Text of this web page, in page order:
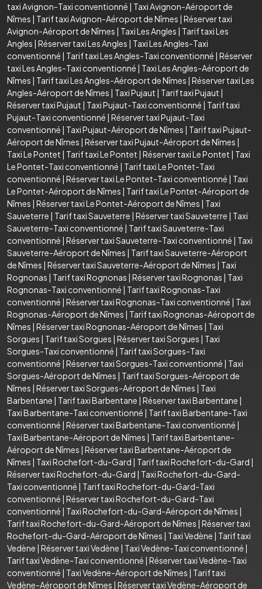
taxi Avignon-Taxi conventionné | Taxi Avignon-Aéroport de
Nîmes | Tarif taxi Avignon-Aéroport de Nîmes | Réserver taxi
Avignon-Aéroport de Nîmes | Taxi Les Angles | Tarif taxi Les
Angles | Réserver taxi Les Angles | Taxi Les Angles-Taxi
conventionné | Tarif taxi Les Angles-Taxi conventionné | Réserver
taxi Les Angles-Taxi conventionné | Taxi Les Angles-Aéroport de
Nîmes | Tarif taxi Les Angles-Aéroport de Nîmes | Réserver taxi Les
Angles-Aéroport de Nîmes | Taxi Pujaut | Tarif taxi Pujaut |
Réserver taxi Pujaut | Taxi Pujaut-Taxi conventionné | Tarif taxi
Pujaut-Taxi conventionné | Réserver taxi Pujaut-Taxi
conventionné | Taxi Pujaut-Aéroport de Nîmes | Tarif taxi Pujaut-
Aéroport de Nîmes | Réserver taxi Pujaut-Aéroport de Nîmes |
Taxi Le Pontet | Tarif taxi Le Pontet | Réserver taxi Le Pontet | Taxi
Le Pontet-Taxi conventionné | Tarif taxi Le Pontet-Taxi
conventionné | Réserver taxi Le Pontet-Taxi conventionné | Taxi
Le Pontet-Aéroport de Nîmes | Tarif taxi Le Pontet-Aéroport de
Nîmes | Réserver taxi Le Pontet-Aéroport de Nîmes | Taxi
Sauveterre | Tarif taxi Sauveterre | Réserver taxi Sauveterre | Taxi
Sauveterre-Taxi conventionné | Tarif taxi Sauveterre-Taxi
conventionné | Réserver taxi Sauveterre-Taxi conventionné | Taxi
Sauveterre-Aéroport de Nîmes | Tarif taxi Sauveterre-Aéroport
de Nîmes | Réserver taxi Sauveterre-Aéroport de Nîmes | Taxi
Rognonas | Tarif taxi Rognonas | Réserver taxi Rognonas | Taxi
Rognonas-Taxi conventionné | Tarif taxi Rognonas-Taxi
conventionné | Réserver taxi Rognonas-Taxi conventionné | Taxi
Rognonas-Aéroport de Nîmes | Tarif taxi Rognonas-Aéroport de
Nîmes | Réserver taxi Rognonas-Aéroport de Nîmes | Taxi
Sorgues | Tarif taxi Sorgues | Réserver taxi Sorgues | Taxi
Sorgues-Taxi conventionné | Tarif taxi Sorgues-Taxi
conventionné | Réserver taxi Sorgues-Taxi conventionné | Taxi
Sorgues-Aéroport de Nîmes | Tarif taxi Sorgues-Aéroport de
Nîmes | Réserver taxi Sorgues-Aéroport de Nîmes | Taxi
Barbentane | Tarif taxi Barbentane | Réserver taxi Barbentane |
Taxi Barbentane-Taxi conventionné | Tarif taxi Barbentane-Taxi
conventionné | Réserver taxi Barbentane-Taxi conventionné |
Taxi Barbentane-Aéroport de Nîmes | Tarif taxi Barbentane-
Aéroport de Nîmes | Réserver taxi Barbentane-Aéroport de
Nîmes | Taxi Rochefort-du-Gard | Tarif taxi Rochefort-du-Gard |
Réserver taxi Rochefort-du-Gard | Taxi Rochefort-du-Gard-
Taxi conventionné | Tarif taxi Rochefort-du-Gard-Taxi
conventionné | Réserver taxi Rochefort-du-Gard-Taxi
conventionné | Taxi Rochefort-du-Gard-Aéroport de Nîmes |
Tarif taxi Rochefort-du-Gard-Aéroport de Nîmes | Réserver taxi
Rochefort-du-Gard-Aéroport de Nîmes | Taxi Vedène | Tarif taxi
Vedène | Réserver taxi Vedène | Taxi Vedène-Taxi conventionné |
Tarif taxi Vedène-Taxi conventionné | Réserver taxi Vedène-Taxi
conventionné | Taxi Vedène-Aéroport de Nîmes | Tarif taxi
Vedène-Aéroport de Nîmes | Réserver taxi Vedène-Aéroport de